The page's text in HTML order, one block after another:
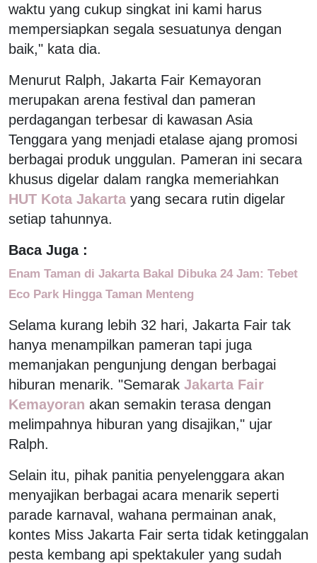
waktu yang cukup singkat ini kami harus
mempersiapkan segala sesuatunya dengan
baik," kata dia.
Menurut Ralph, Jakarta Fair Kemayoran
merupakan arena festival dan pameran
perdagangan terbesar di kawasan Asia
Tenggara yang menjadi etalase ajang promosi
berbagai produk unggulan. Pameran ini secara
khusus digelar dalam rangka memeriahkan
HUT Kota Jakarta yang secara rutin digelar
setiap tahunnya.
Baca Juga :
Enam Taman di Jakarta Bakal Dibuka 24 Jam: Tebet
Eco Park Hingga Taman Menteng
Selama kurang lebih 32 hari, Jakarta Fair tak
hanya menampilkan pameran tapi juga
memanjakan pengunjung dengan berbagai
hiburan menarik. "Semarak Jakarta Fair
Kemayoran akan semakin terasa dengan
melimpahnya hiburan yang disajikan," ujar
Ralph.
Selain itu, pihak panitia penyelenggara akan
menyajikan berbagai acara menarik seperti
parade karnaval, wahana permainan anak,
kontes Miss Jakarta Fair serta tidak ketinggalan
pesta kembang api spektakuler yang sudah